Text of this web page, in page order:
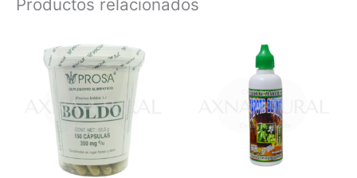
Productos relacionados